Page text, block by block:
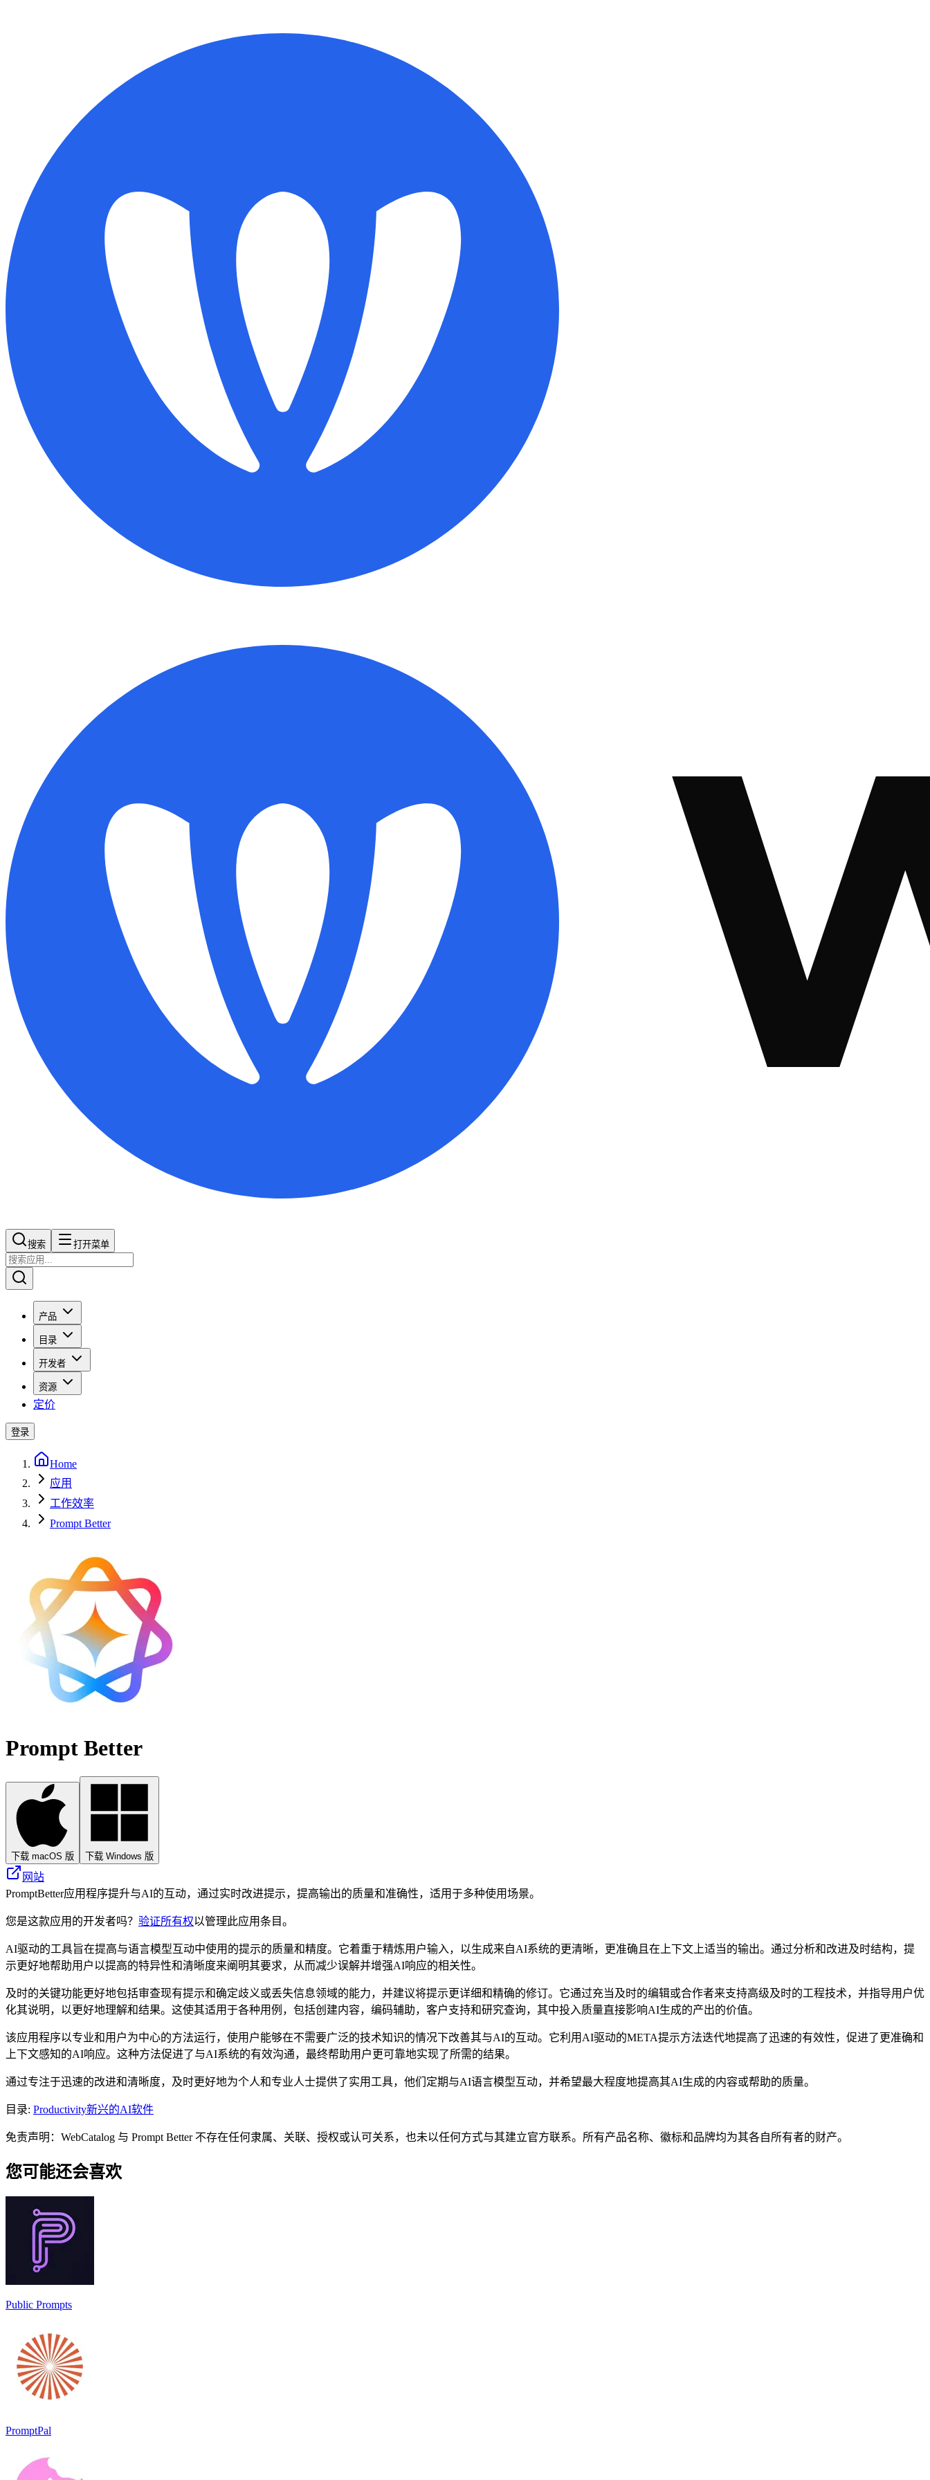
搜索​​​​ 打开菜单
产品
目录
开发者
资源
定价
登录
Home
应用
工作效率
Prompt Better
Prompt Better
下载 macOS 版 下载 Windows 版
网站
PromptBetter应用程序提升与AI的互动，通过实时改进提示，提高输出的质量和准确性，适用于多种使用场景。
您是这款应用的开发者吗？ 验证所有权以管理此应用条目。
AI驱动的工具旨在提高与语言模型互动中使用的提示的质量和精度。它着重于精炼用户输入，以生成来自AI系统的更清晰，更准确且在上下文上适当的输出。通过分析和改进及时结构，提
示更好地帮助用户以提高的特异性和清晰度来阐明其要求，从而减少误解并增强AI响应的相关性。
及时的关键功能更好地包括审查现有提示和确定歧义或丢失信息领域的能力，并建议将提示更详细和精确的修订。它通过充当及时的编辑或合作者来支持高级及时的工程技术，并指导用户优
化其说明，以更好地理解和结果。这使其适用于各种用例，包括创建内容，编码辅助，客户支持和研究查询，其中投入质量直接影响AI生成的产出的价值。
该应用程序以专业和用户为中心的方法运行，使用户能够在不需要广泛的技术知识的情况下改善其与AI的互动。它利用AI驱动的META提示方法迭代地提高了迅速的有效性，促进了更准确和
上下文感知的AI响应。这种方法促进了与AI系统的有效沟通，最终帮助用户更可靠地实现了所需的结果。
通过专注于迅速的改进和清晰度，及时更好地为个人和专业人士提供了实用工具，他们定期与AI语言模型互动，并希望最大程度地提高其AI生成的内容或帮助的质量。
目录: Productivity新兴的AI软件
免责声明：WebCatalog 与 Prompt Better 不存在任何隶属、关联、授权或认可关系，也未以任何方式与其建立官方联系。所有产品名称、徽标和品牌均为其各自所有者的财产。
您可能还会喜欢
Public Prompts
PromptPal